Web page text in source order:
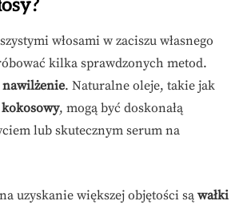
włosami w zaciszu własnego
kilka sprawdzonych metod.
nawilżenie. Naturalne oleje, takie jak
kokosowy, mogą być doskonałą
lub skutecznym serum na
uzyskanie większej objętości są wałki